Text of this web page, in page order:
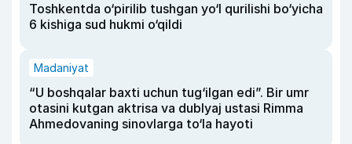
Toshkentda o‘pirilib tushgan yo‘l qurilishi bo‘yicha
6 kishiga sud hukmi o‘qildi
Madaniyat
“U boshqalar baxti uchun tug‘ilgan edi”. Bir umr
otasini kutgan aktrisa va dublyaj ustasi Rimma
Ahmedovaning sinovlarga to‘la hayoti